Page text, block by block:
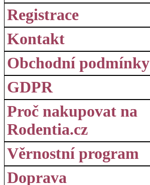
Registrace
Kontakt
Obchodní podmínky
GDPR
Proč nakupovat na
Rodentia.cz
Věrnostní program
Doprava